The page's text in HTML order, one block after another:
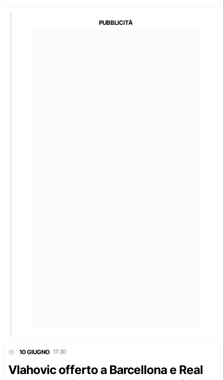
10 GIUGNO 17:30
Vlahovic offerto a Barcellona e Real